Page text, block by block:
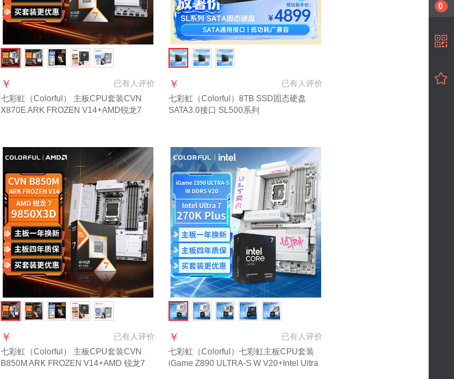
已有人评价
￥
七彩虹（Colorful） 主板CPU套装CVN
X870E ARK FROZEN V14+AMD锐龙7
已有人评价
￥
七彩虹（Colorful）8TB SSD固态硬盘
SATA3.0接口 SL500系列
已有人评价
￥
七彩虹（Colorful） 主板CPU套装CVN
B850M ARK FROZEN V14+AMD 锐龙7
已有人评价
￥
七彩虹（Colorful）七彩虹主板CPU套装
iGame Z890 ULTRA-S W V20+Intel Ultra
0